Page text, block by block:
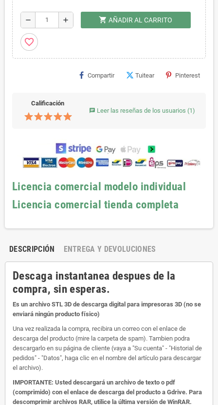
remove add shopping_cart AÑADIR AL CARRITO
favorite_border
Compartir Tuitear Pinterest
Calificación
chat Leer las reseñas de los usuarios (1)
Licencia comercial modelo individual
Licencia comercial tienda completa
DESCRIPCIÓN ENTREGA Y DEVOLUCIONES
Descaga instantanea despues de la
compra, sin esperas.
Es un archivo STL 3D de descarga digital para impresoras 3D (no se
enviará ningún producto físico)
Una vez realizada la compra, recibira un correo con el enlace de
descarga del producto (mire la carpeta de spam). Tambien podra
descargarlo en su página de cliente (vaya a "Su cuenta" - "Historial de
pedidos" - "Datos", haga clic en el nombre del artículo para descargar
el archivo).
IMPORTANTE: Usted descargará un archivo de texto o pdf
(comprimido) con el enlace de descarga del producto a Gdrive. Para
descomprimir archivos RAR, utilice la última versión de WinRAR.